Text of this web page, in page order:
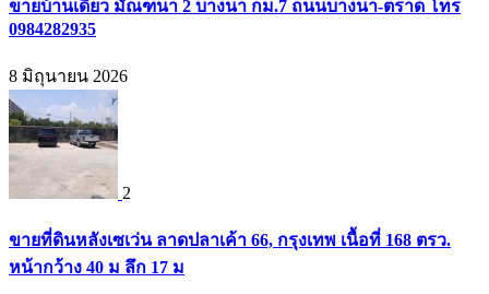
ขายบ้านเดี่ยว มัณฑนา 2 บางนา กม.7 ถนนบางนา-ตราด โทร
0984282935
8 มิถุนายน 2026
2
ขายที่ดินหลังเซเว่น ลาดปลาเค้า 66, กรุงเทพ เนื้อที่ 168 ตรว.
หน้ากว้าง 40 ม ลึก 17 ม